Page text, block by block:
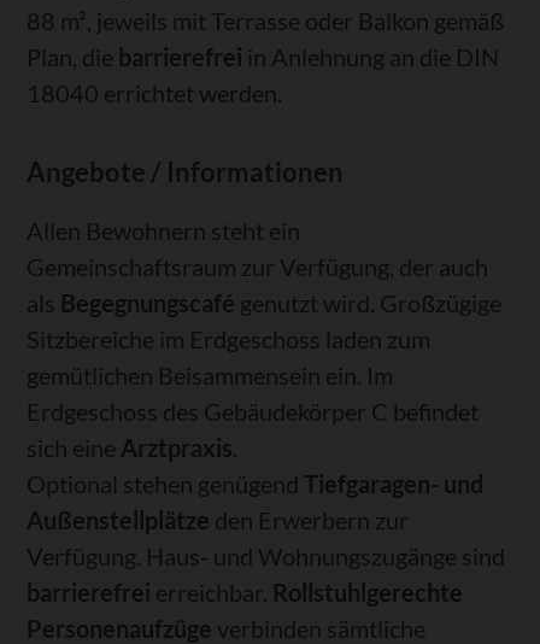
88 m², jeweils mit Terrasse oder Balkon gemäß
Plan, die barrierefrei in Anlehnung an die DIN
18040 errichtet werden.
Angebote / Informationen
Allen Bewohnern steht ein
Gemeinschaftsraum zur Verfügung, der auch
als Begegnungscafé genutzt wird. Großzügige
Sitzbereiche im Erdgeschoss laden zum
gemütlichen Beisammensein ein. Im
Erdgeschoss des Gebäudekörper C befindet
sich eine Arztpraxis.
Optional stehen genügend Tiefgaragen- und
Außenstellplätze den Erwerbern zur
Verfügung. Haus- und Wohnungszugänge sind
barrierefrei erreichbar. Rollstuhlgerechte
Personenaufzüge verbinden sämtliche